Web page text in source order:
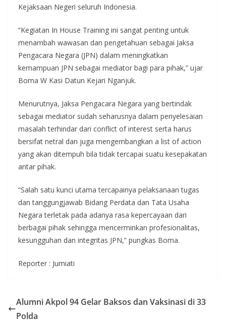
Kejaksaan Negeri seluruh Indonesia.
“Kegiatan In House Training ini sangat penting untuk
menambah wawasan dan pengetahuan sebagai Jaksa
Pengacara Negara (JPN) dalam meningkatkan
kemampuan JPN sebagai mediator bagi para pihak,” ujar
Boma W Kasi Datun Kejari Nganjuk.
Menurutnya, Jaksa Pengacara Negara yang bertindak
sebagai mediator sudah seharusnya dalam penyelesaian
masalah terhindar dari conflict of interest serta harus
bersifat netral dan juga mengembangkan a list of action
yang akan ditempuh bila tidak tercapai suatu kesepakatan
antar pihak.
“Salah satu kunci utama tercapainya pelaksanaan tugas
dan tanggungjawab Bidang Perdata dan Tata Usaha
Negara terletak pada adanya rasa kepercayaan dari
berbagai pihak sehingga mencerminkan profesionalitas,
kesungguhan dan integritas JPN,” pungkas Boma.
Reporter : Jumiati
Alumni Akpol 94 Gelar Baksos dan Vaksinasi di 33
Polda